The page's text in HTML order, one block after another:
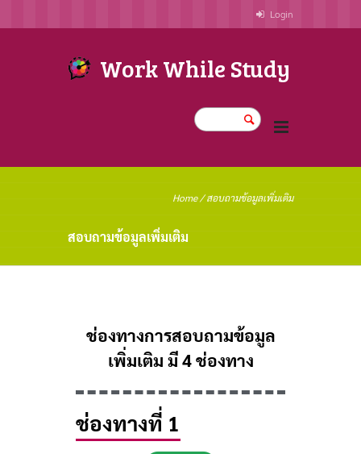
Login
Work While Study
Home/สอบถามข้อมูลเพิ่มเติม
สอบถามข้อมูลเพิ่มเติม
ช่องทางการสอบถามข้อมูล
เพิ่มเติม มี 4 ช่องทาง
ช่องทางที่ 1